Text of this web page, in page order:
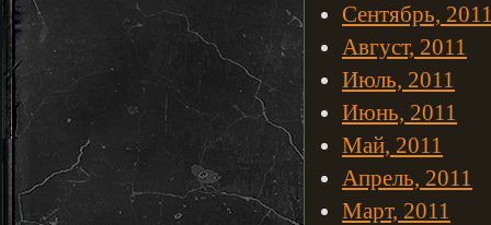
Сентябрь,
Август, 2011
Июль, 2011
Июнь, 2011
Май, 2011
Апрель, 2011
Март, 2011